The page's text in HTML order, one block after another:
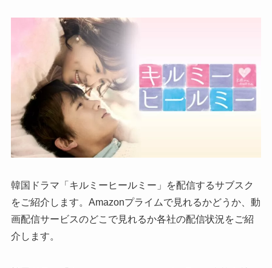
韓国ドラマ「キルミーヒールミー」を配信するサブスク
をご紹介します。Amazonプライムで見れるかどうか、動
画配信サービスのどこで見れるか各社の配信状況をご紹
介します。